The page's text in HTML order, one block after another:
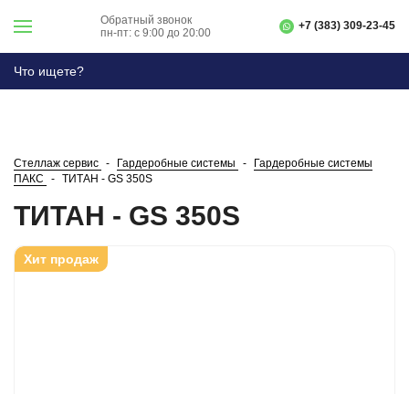
Обратный звонок
пн-пт: с 9:00 до 20:00
+7 (383) 309-23-45
Стеллаж сервис Гардеробные системы
Гардеробные системы
ПАКС
ТИТАН - GS 350S
ТИТАН - GS 350S
Хит продаж